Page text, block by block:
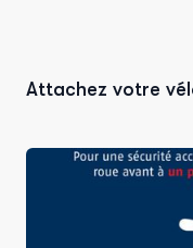
Attachez votre